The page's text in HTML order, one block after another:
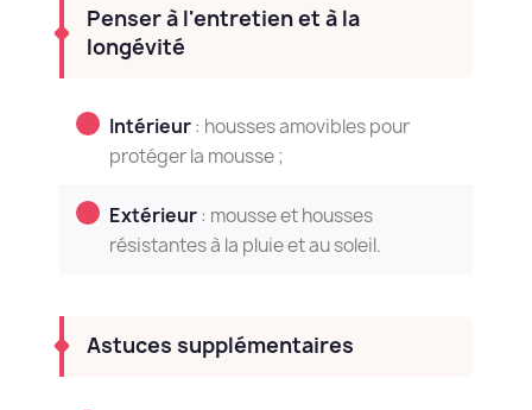
Penser à l'entretien et à la
longévité
Intérieur: housses amovibles pour
protéger la mousse ;
Extérieur: mousse et housses
résistantes à la pluie et au soleil.
Astuces supplémentaires